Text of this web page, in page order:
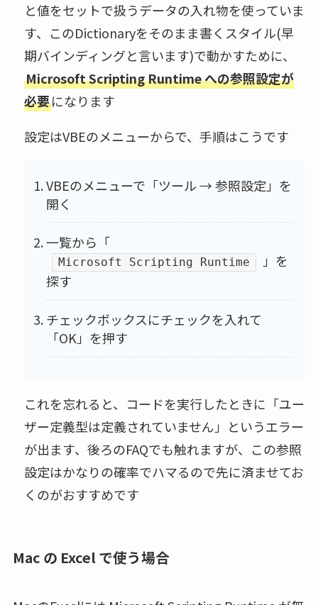
と値をセットで扱うデータの入れ物を使っていま
す、このDictionaryをそのまま書くスタイル(早
期バインディングと言います)で動かすために、
Microsoft Scripting Runtime への参照設定が
必要になります
設定はVBEのメニューからで、手順はこうです
VBEのメニューで「ツール → 参照設定」を
開く
一覧から「
Microsoft Scripting Runtime
」を
探す
チェックボックスにチェックを入れて
「OK」を押す
これを忘れると、コードを実行したときに「ユー
ザー定義型は定義されていません」というエラー
が出ます、後ろのFAQでも触れますが、この参照
設定はかなりの確率でハマるので先に済ませてお
くのがおすすめです
Mac の Excel で使う場合